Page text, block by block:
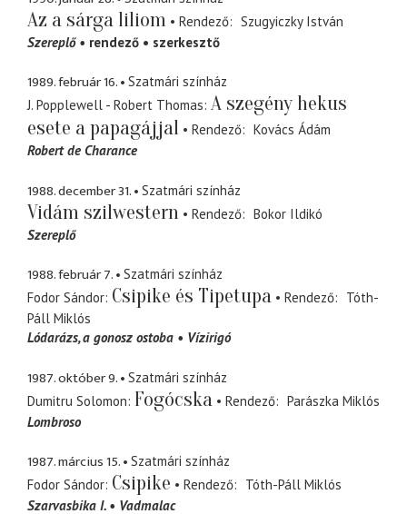
Az a sárga liliom Rendező
Szugyiczky István
Szereplő
rendező szerkesztő
1989. február 16.
Szatmári színház
J. Popplewell - Robert Thomas A szegény hekus
esete a papagájjal
Rendező
Kovács Ádám
Robert de Charance
1988. december 31. Szatmári színház
Vidám szilwestern Rendező
Bokor Ildikó
Szereplő
1988. február 7.
Szatmári színház
Fodor Sándor Csipike és Tipetupa Rendező
Tóth-
Páll Miklós
Lódarázs a gonosz ostoba Vízirigó
1987. október 9.
Szatmári színház
Dumitru Solomon Fogócska Rendező
Parászka Miklós
Lombroso
1987. március 15.
Szatmári színház
Fodor Sándor Csipike Rendező
Tóth-Páll Miklós
Szarvasbika I.
Vadmalac